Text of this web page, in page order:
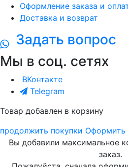
Оформление заказа и
Доставка и возврат
Задать вопрос
Мы в соц. сетях
ВКонтакте
Telegram
Товар добавлен в корзину
продолжить покупки Оформить
Вы добавили максимальное
заказ.